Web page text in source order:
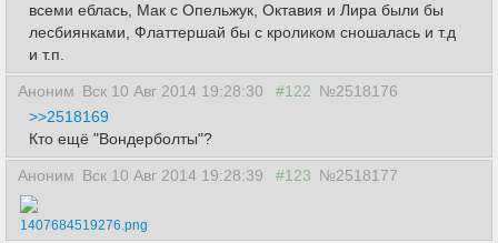
всеми еблась, Мак с Опельжук, Октавия и Лира были бы
лесбиянками, Флаттершай бы с кроликом сношалась и т.д
и т.п.
Аноним Вск 10 Авг 2014 19:28:30 #122 №2518176
>>2518169
Кто ещё "Вондерболты"?
Аноним Вск 10 Авг 2014 19:28:39 #123 №2518177
1407684519276.png